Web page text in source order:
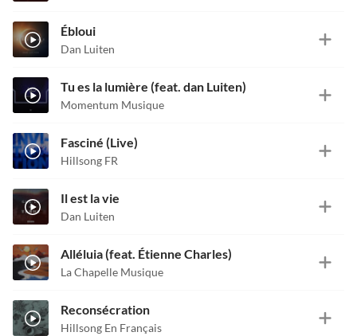
Ébloui
Dan Luiten
Tu es la lumière (feat. dan Luiten)
Momentum Musique
Fasciné (Live)
Hillsong FR
Il est la vie
Dan Luiten
Alléluia (feat. Étienne Charles)
La Chapelle Musique
Reconsécration
Hillsong En Français